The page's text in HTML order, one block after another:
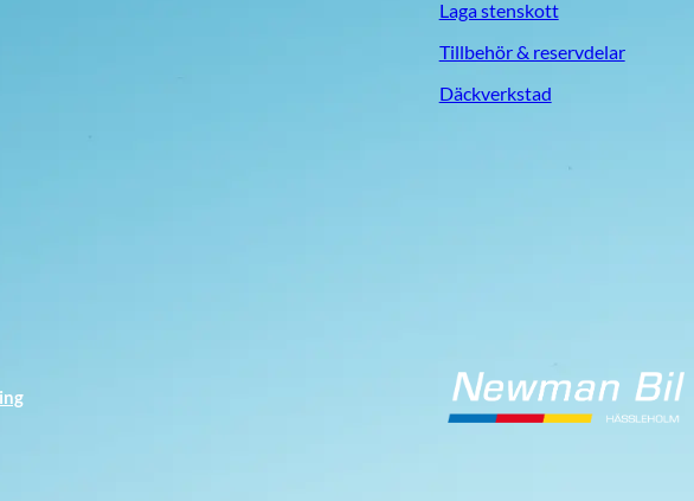
Laga stenskott
Tillbehör & reservdelar
Däckverkstad